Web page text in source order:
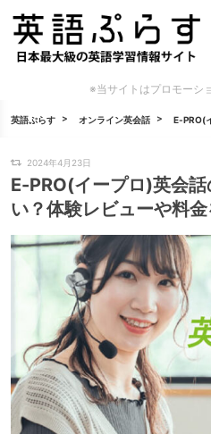
※当サイトはプロモーシ
英語ぷらす オンライン英会話 E-PRO(
2024年4月23日
E-PRO(イープロ)英会
い？体験レビューや料